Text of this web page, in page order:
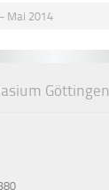
Mai 2014
Göttingen